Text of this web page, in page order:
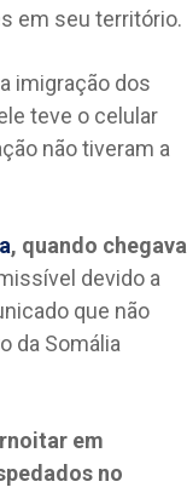
em seu território.
imigração dos
teve o celular
não tiveram a
, quando chegava
devido a
que não
da Somália
em
no